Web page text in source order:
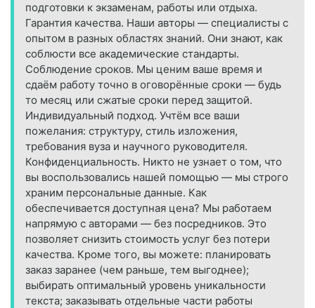
подготовки к экзаменам, работы или отдыха.
Гарантия качества. Наши авторы — специалисты с
опытом в разных областях знаний. Они знают, как
соблюсти все академические стандарты.
Соблюдение сроков. Мы ценим ваше время и
сдаём работу точно в оговорённые сроки — будь
то месяц или сжатые сроки перед защитой.
Индивидуальный подход. Учтём все ваши
пожелания: структуру, стиль изложения,
требования вуза и научного руководителя.
Конфиденциальность. Никто не узнает о том, что
вы воспользовались нашей помощью — мы строго
храним персональные данные. Как
обеспечивается доступная цена? Мы работаем
напрямую с авторами — без посредников. Это
позволяет снизить стоимость услуг без потери
качества. Кроме того, вы можете: планировать
заказ заранее (чем раньше, тем выгоднее);
выбирать оптимальный уровень уникальности
текста; заказывать отдельные части работы